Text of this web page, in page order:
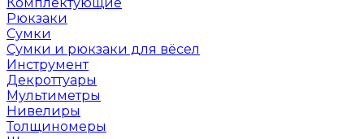
Рюкзаки
Сумки
Сумки и рюкзаки для вёсел
Инструмент
Декроттуары
Мультиметры
Нивелиры
Толщиномеры